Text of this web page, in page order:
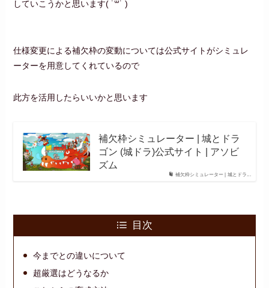
していこうかと思います‪( ˙꒳​˙ )
仕様変更による補欠枠の変動については公式サイトがシミュレ
ーターを用意してくれているので
此方を活用したらいいかと思います
補欠枠シミュレーター | 城とドラ...
補欠枠シミュレーター | 城とドラ
ゴン (城ドラ)公式サイト | アソビ
ズム
目次
今までとの違いについて
超厳選はどうなるか